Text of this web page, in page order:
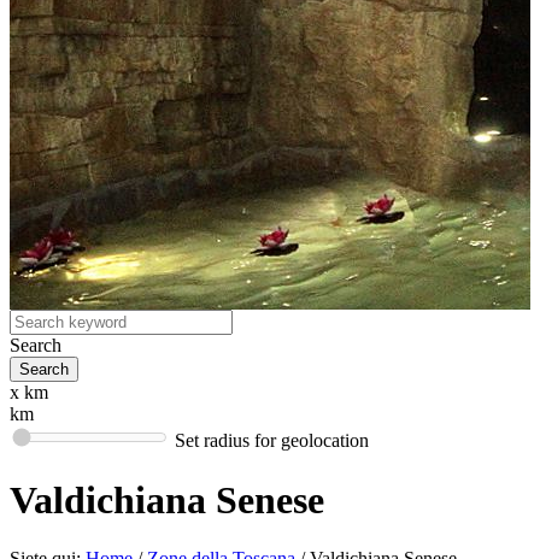
Search
x km
km
Set radius for geolocation
Valdichiana Senese